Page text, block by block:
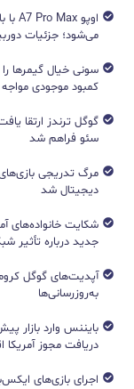
می‌شود؛ جزئیات
کمبود موجودی
سئو فراهم شد
دیجیتال شد
شکایت خانواده‌های
جدید درباره تأثیر
آپدیت‌های گوگل
به‌روزرسانی‌ها
بایننس وارد بازار
دریافت مجوز آمریکا
اجرای بازی‌های